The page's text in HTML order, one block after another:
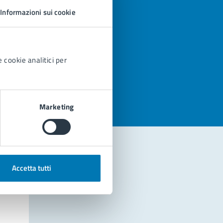
Informazioni sui cookie
cookie analitici per
Marketing
Accetta tutti